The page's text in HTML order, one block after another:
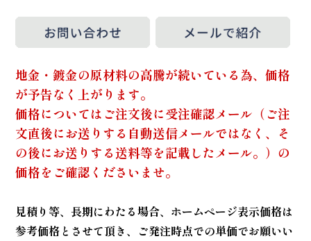
地金・鍍金の原材料の高騰が続いている為、価格
が予告なく上がります。
価格についてはご注文後に受注確認メール（ご注
文直後にお送りする自動送信メールではなく、そ
の後にお送りする送料等を記載したメール。）の
価格をご確認くださいませ。
見積り等、長期にわたる場合、ホームページ表示価格は
参考価格とさせて頂き、ご発注時点での単価でお願いい